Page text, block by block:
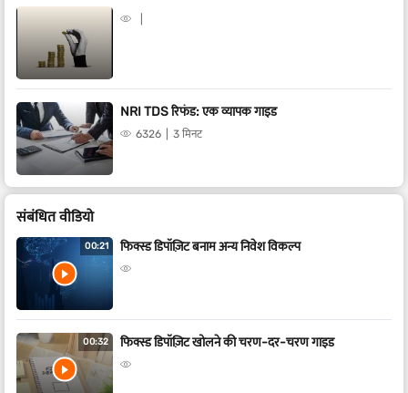
NRI TDS रिफंड: एक व्यापक गाइड
6326 3 मिनट
संबंधित वीडियो
00:21 फिक्स्ड डिपॉज़िट बनाम अन्य निवेश विकल्प
00:32 फिक्स्ड डिपॉज़िट खोलने की चरण-दर-चरण गाइड